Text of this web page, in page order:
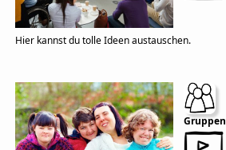
Hier kannst du tolle Ideen austauschen.
Gruppen